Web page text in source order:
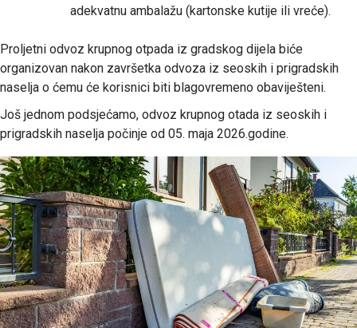
adekvatnu ambalažu (kartonske kutije ili vreće).
Proljetni odvoz krupnog otpada iz gradskog dijela biće
organizovan nakon završetka odvoza iz seoskih i prigradskih
naselja o ćemu će korisnici biti blagovremeno obaviješteni.
Još jednom podsjećamo, odvoz krupnog otada iz seoskih i
prigradskih naselja počinje od 05. maja 2026.godine.